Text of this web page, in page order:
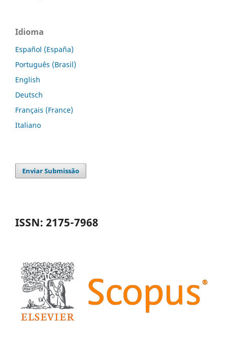
Idioma
Español (España)
Português (Brasil)
English
Deutsch
Français (France)
Italiano
Enviar Submissão
ISSN: 2175-7968